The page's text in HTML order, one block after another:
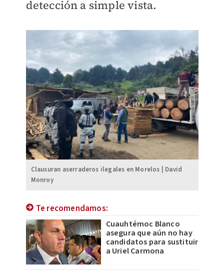
detección a simple vista.
Clausuran aserraderos ilegales en Morelos | David
Monroy
Te recomendamos:
Cuauhtémoc Blanco
asegura que aún no hay
candidatos para sustituir
a Uriel Carmona